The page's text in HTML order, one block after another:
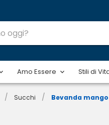
Amo Essere Stili di
/ Succhi / Bevanda